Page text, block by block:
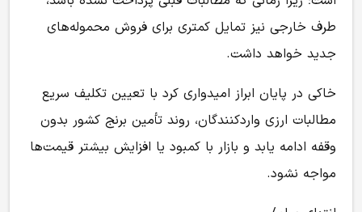
طرف خارجی نیز تمایل کمتری برای فروش محموله‌های
جدید خواهد داشت.
خاکی در پایان ابراز امیدواری کرد با تعیین تکلیف سریع
مطالبات ارزی واردکنندگان، روند تأمین برنج کشور بدون
وقفه ادامه یابد و بازار با کمبود یا افزایش بیشتر قیمت‌ها
مواجه نشود.